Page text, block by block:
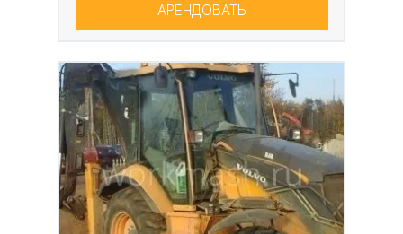
АРЕНДОВАТЬ